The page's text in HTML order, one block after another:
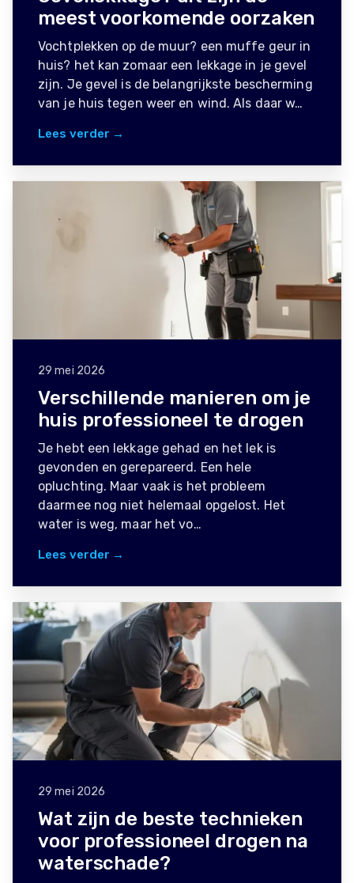
meest voorkomende oorzaken
Vochtplekken op de muur? een muffe geur in
huis? het kan zomaar een lekkage in je gevel
zijn. Je gevel is de belangrijkste bescherming
van je huis tegen weer en wind. Als daar w…
Lees verder →
29 mei 2026
Verschillende manieren om je
huis professioneel te drogen
Je hebt een lekkage gehad en het lek is
gevonden en gerepareerd. Een hele
opluchting. Maar vaak is het probleem
daarmee nog niet helemaal opgelost. Het
water is weg, maar het vo…
Lees verder →
29 mei 2026
Wat zijn de beste technieken
voor professioneel drogen na
waterschade?